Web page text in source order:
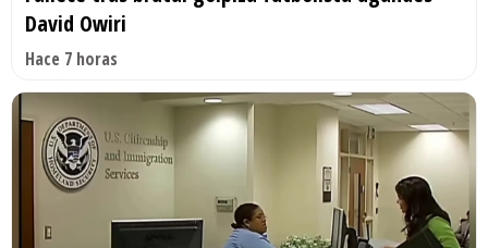
David Owiri
Hace 7 horas